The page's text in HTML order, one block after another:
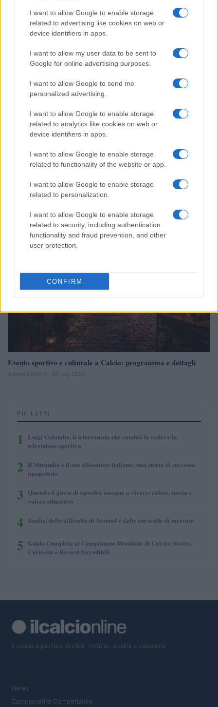
I want to allow Google to enable storage
related to advertising like cookies on web or
device identifiers in apps.
I want to allow my user data to be sent to
Google for online advertising purposes.
I want to allow Google to send me
personalized advertising.
I want to allow Google to enable storage
related to analytics like cookies on web or
device identifiers in apps.
I want to allow Google to enable storage
related to functionality of the website or app.
I want to allow Google to enable storage
related to personalization.
I want to allow Google to enable storage
related to security, including authentication
functionality and fraud prevention, and other
user protection.
CONFIRM
CSI Bergamo: Tra Corsi, Eventi e Protezione dei Dati
Personali
Francesca Lombardi · 29 Lug 2026
Quando il gioco di squadra insegna a vivere: calcio, storia e
valore educativo
NEWS
Evento sportivo e culturale a Calcio: programma e dettagli
Andrea Conforti · 26 Lug 2026
PIÙ LETTI
1
Luigi Colombo, il telecronista che cambiò la radio e la
televisione sportiva
2 Il Mirandés e il suo allenatore italiano: una storia di successo
inaspettato
3 Quando il gioco di squadra insegna a vivere: calcio, storia e
valore educativo
4 Analisi delle difficoltà di Arsenal e delle sue scelte di mercato
5 Guida Completa al Campionato Mondiale di Calcio: Storia,
Curiosità e Record Incredibili
Il calcio a portata di click: notizie, analisi e passione
News
Campionati e Competizioni